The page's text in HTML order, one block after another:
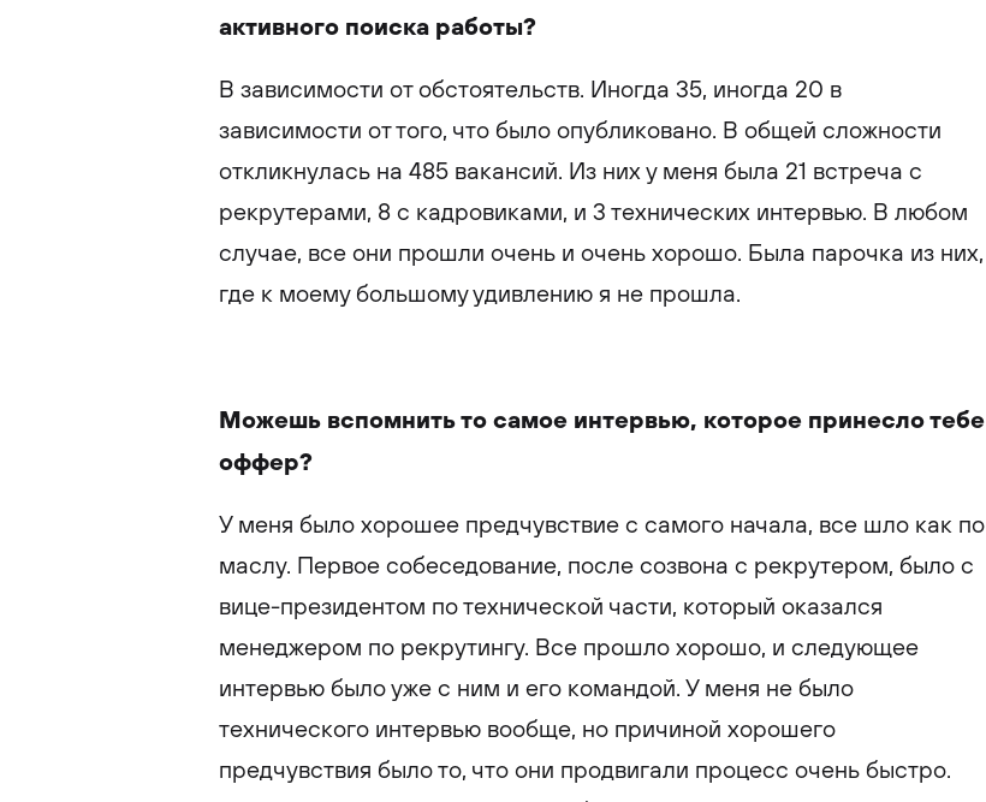
активного поиска работы?
В зависимости от обстоятельств. Иногда 35, иногда 20 в
зависимости от того, что было опубликовано. В общей сложности
откликнулась на 485 вакансий. Из них у меня была 21 встреча с
рекрутерами, 8 с кадровиками, и 3 технических интервью. В любом
случае, все они прошли очень и очень хорошо. Была парочка из них,
где к моему большому удивлению я не прошла.
Можешь вспомнить то самое интервью, которое принесло тебе
оффер?
У меня было хорошее предчувствие с самого начала, все шло как по
маслу. Первое собеседование, после созвона с рекрутером, было с
вице-президентом по технической части, который оказался
менеджером по рекрутингу. Все прошло хорошо, и следующее
интервью было уже с ним и его командой. У меня не было
технического интервью вообще, но причиной хорошего
предчувствия было то, что они продвигали процесс очень быстро.